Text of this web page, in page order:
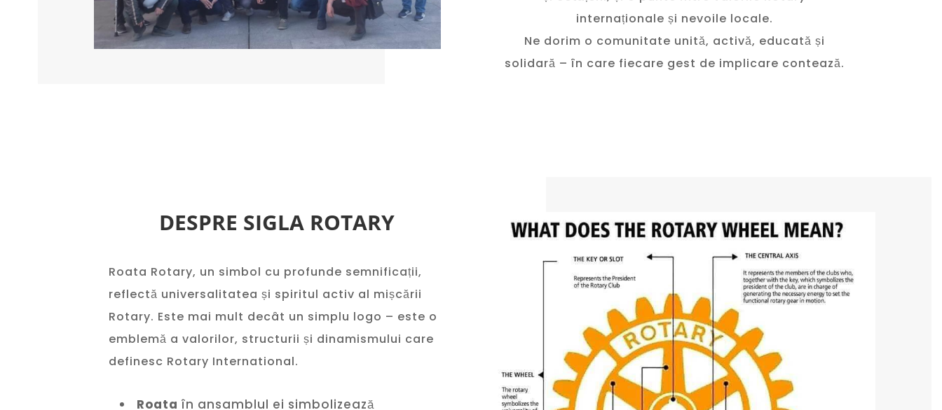
internaționale și nevoile locale.
Ne dorim o comunitate unită, activă, educată și
solidară – în care fiecare gest de implicare contează.
DESPRE SIGLA ROTARY
Roata Rotary, un simbol cu profunde semnificații,
reflectă universalitatea și spiritul activ al mișcării
Rotary. Este mai mult decât un simplu logo – este o
emblemă a valorilor, structurii și dinamismului care
definesc Rotary International.
Roata în ansamblul ei simbolizează